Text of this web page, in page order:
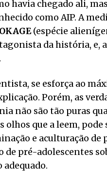
havia chegado ali,
como AIP. A
(espécie
da história, e,
se esforça ao
Porém, as
não são tão puras
que a leem,
e aculturação de
pré-adolescentes
adequado.